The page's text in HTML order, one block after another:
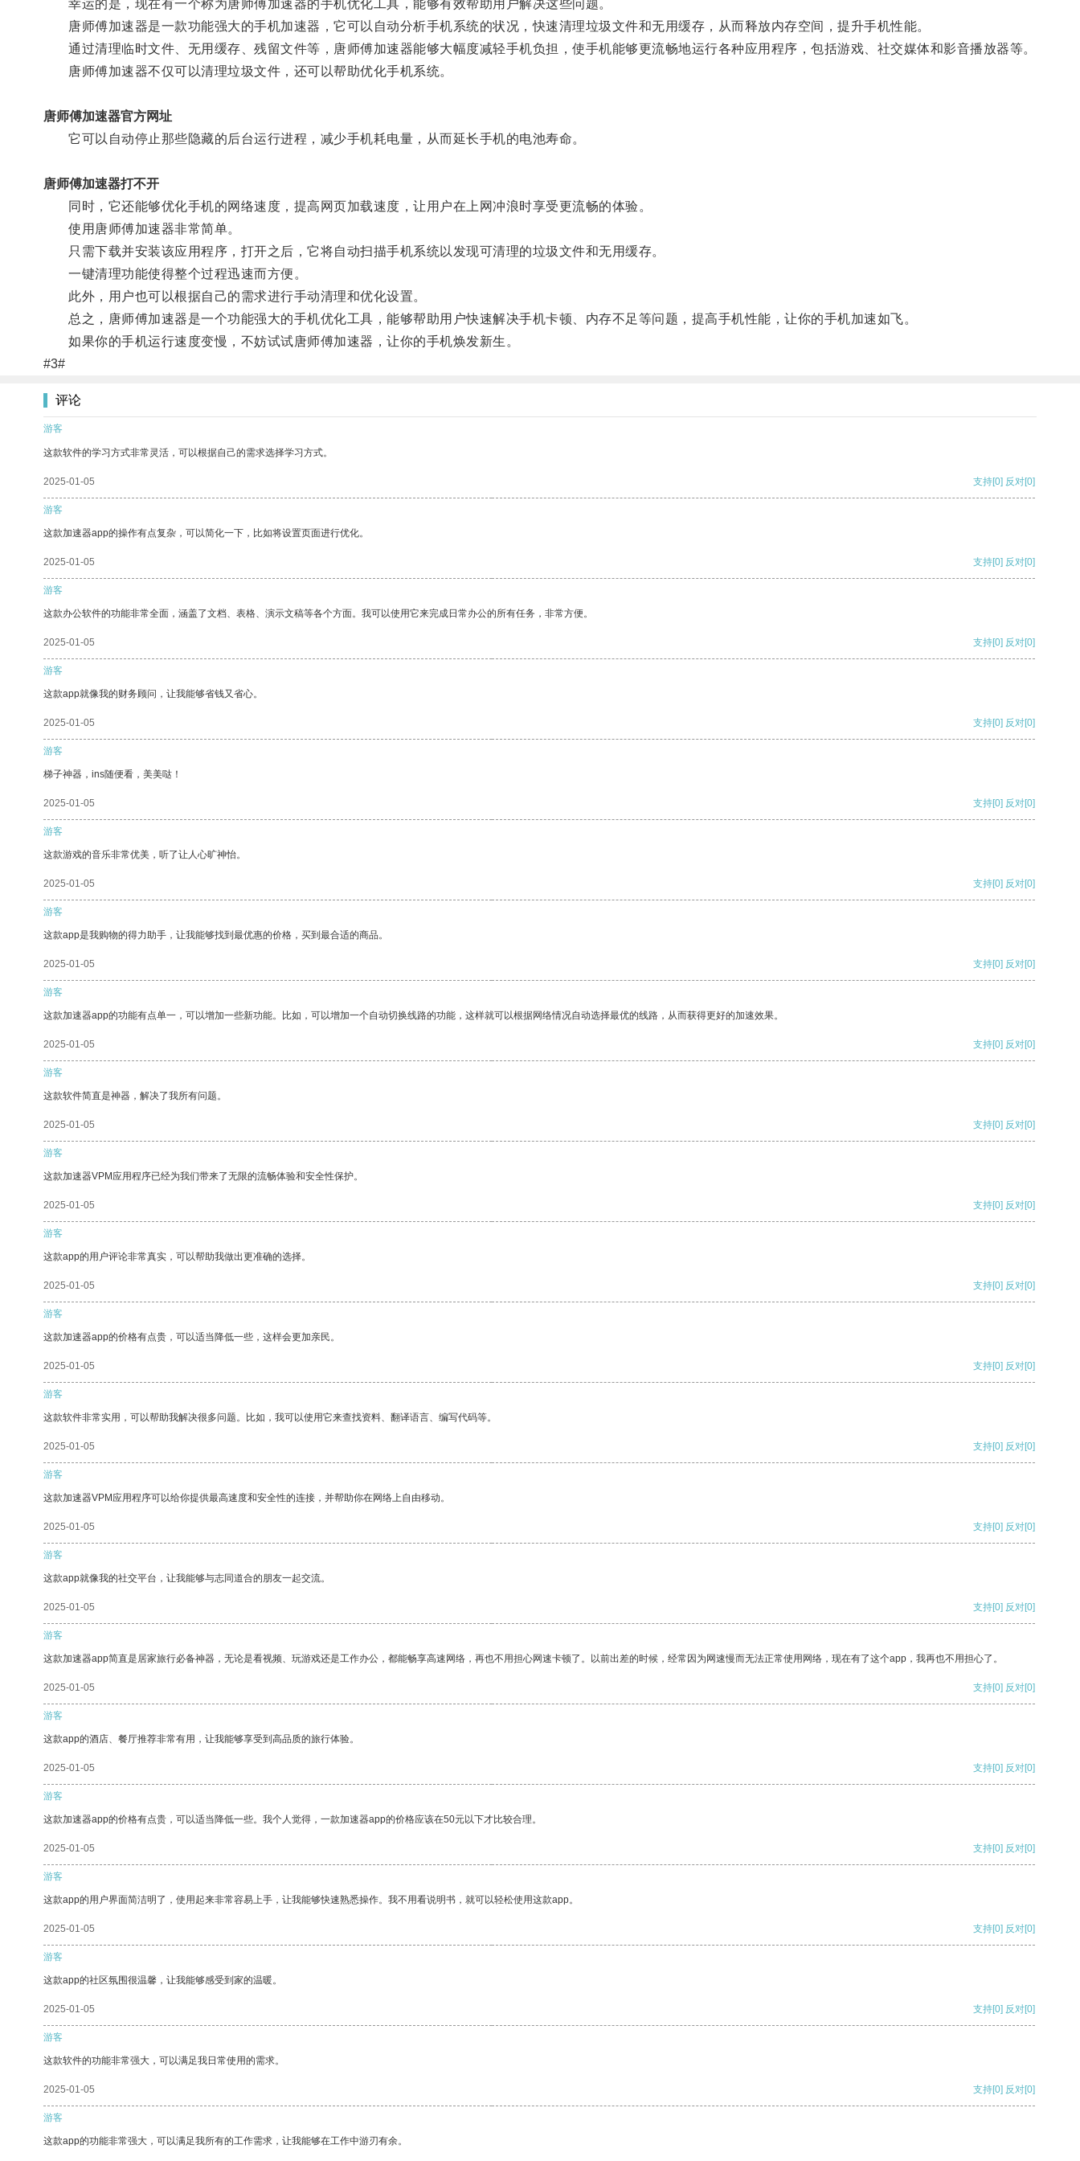
幸运的是，现在有一个称为唐师傅加速器的手机优化工具，能够有效帮助用户解决这些问题。
唐师傅加速器是一款功能强大的手机加速器，它可以自动分析手机系统的状况，快速清理垃圾文件和无用缓存，从而释放内存空间，提升手机性能。
通过清理临时文件、无用缓存、残留文件等，唐师傅加速器能够大幅度减轻手机负担，使手机能够更流畅地运行各种应用程序，包括游戏、社交媒体和影音播放器等。
唐师傅加速器不仅可以清理垃圾文件，还可以帮助优化手机系统。
唐师傅加速器官方网址
它可以自动停止那些隐藏的后台运行进程，减少手机耗电量，从而延长手机的电池寿命。
唐师傅加速器打不开
同时，它还能够优化手机的网络速度，提高网页加载速度，让用户在上网冲浪时享受更流畅的体验。
使用唐师傅加速器非常简单。
只需下载并安装该应用程序，打开之后，它将自动扫描手机系统以发现可清理的垃圾文件和无用缓存。
一键清理功能使得整个过程迅速而方便。
此外，用户也可以根据自己的需求进行手动清理和优化设置。
总之，唐师傅加速器是一个功能强大的手机优化工具，能够帮助用户快速解决手机卡顿、内存不足等问题，提高手机性能，让你的手机加速如飞。
如果你的手机运行速度变慢，不妨试试唐师傅加速器，让你的手机焕发新生。
#3#
评论
游客
这款软件的学习方式非常灵活，可以根据自己的需求选择学习方式。
2025-01-05 支持[0] 反对[0]
游客
这款加速器app的操作有点复杂，可以简化一下，比如将设置页面进行优化。
2025-01-05 支持[0] 反对[0]
游客
这款办公软件的功能非常全面，涵盖了文档、表格、演示文稿等各个方面。我可以使用它来完成日常办公的所有任务，非常方便。
2025-01-05 支持[0] 反对[0]
游客
这款app就像我的财务顾问，让我能够省钱又省心。
2025-01-05 支持[0] 反对[0]
游客
梯子神器，ins随便看，美美哒！
2025-01-05 支持[0] 反对[0]
游客
这款游戏的音乐非常优美，听了让人心旷神怡。
2025-01-05 支持[0] 反对[0]
游客
这款app是我购物的得力助手，让我能够找到最优惠的价格，买到最合适的商品。
2025-01-05 支持[0] 反对[0]
游客
这款加速器app的功能有点单一，可以增加一些新功能。比如，可以增加一个自动切换线路的功能，这样就可以根据网络情况自动选择最优的线路，从而获得更好的加速效果。
2025-01-05 支持[0] 反对[0]
游客
这款软件简直是神器，解决了我所有问题。
2025-01-05 支持[0] 反对[0]
游客
这款加速器VPM应用程序已经为我们带来了无限的流畅体验和安全性保护。
2025-01-05 支持[0] 反对[0]
游客
这款app的用户评论非常真实，可以帮助我做出更准确的选择。
2025-01-05 支持[0] 反对[0]
游客
这款加速器app的价格有点贵，可以适当降低一些，这样会更加亲民。
2025-01-05 支持[0] 反对[0]
游客
这款软件非常实用，可以帮助我解决很多问题。比如，我可以使用它来查找资料、翻译语言、编写代码等。
2025-01-05 支持[0] 反对[0]
游客
这款加速器VPM应用程序可以给你提供最高速度和安全性的连接，并帮助你在网络上自由移动。
2025-01-05 支持[0] 反对[0]
游客
这款app就像我的社交平台，让我能够与志同道合的朋友一起交流。
2025-01-05 支持[0] 反对[0]
游客
这款加速器app简直是居家旅行必备神器，无论是看视频、玩游戏还是工作办公，都能畅享高速网络，再也不用担心网速卡顿了。以前出差的时候，经常因为网速慢而无法正常使用网络，现在有了这个app，我再也不用担心了。
2025-01-05 支持[0] 反对[0]
游客
这款app的酒店、餐厅推荐非常有用，让我能够享受到高品质的旅行体验。
2025-01-05 支持[0] 反对[0]
游客
这款加速器app的价格有点贵，可以适当降低一些。我个人觉得，一款加速器app的价格应该在50元以下才比较合理。
2025-01-05 支持[0] 反对[0]
游客
这款app的用户界面简洁明了，使用起来非常容易上手，让我能够快速熟悉操作。我不用看说明书，就可以轻松使用这款app。
2025-01-05 支持[0] 反对[0]
游客
这款app的社区氛围很温馨，让我能够感受到家的温暖。
2025-01-05 支持[0] 反对[0]
游客
这款软件的功能非常强大，可以满足我日常使用的需求。
2025-01-05 支持[0] 反对[0]
游客
这款app的功能非常强大，可以满足我所有的工作需求，让我能够在工作中游刃有余。